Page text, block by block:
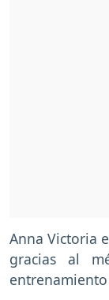
Anna Victoria
gracias al